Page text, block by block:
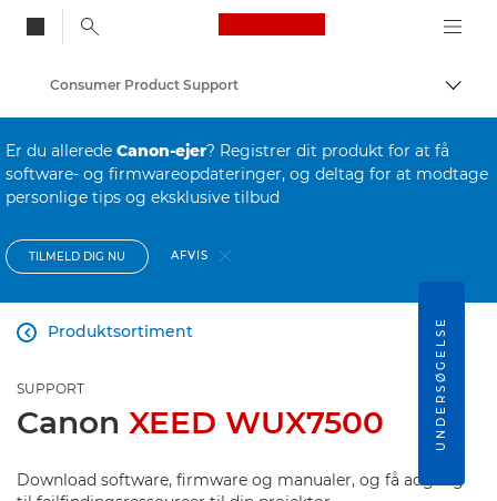
Canon Logo, back
Skift
Consumer Product Support
Er du allerede Canon-ejer? Registrer dit produkt for at få
software- og firmwareopdateringer, og deltag for at modtage
personlige tips og eksklusive tilbud
TILMELD DIG NU AFVIS
Produktsortiment

SUPPORT
Canon XEED WUX7500
Download software, firmware og manualer, og få adgang
UNDERSØGELSE